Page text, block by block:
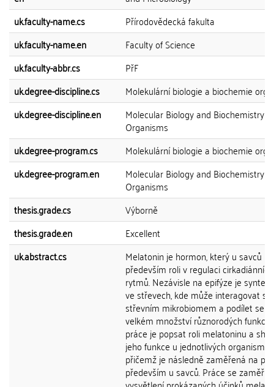
uk.faculty-name.cs
Přírodovědecká fakulta
uk.faculty-name.en
Faculty of Science
uk.faculty-abbr.cs
PřF
uk.degree-discipline.cs
Molekulární biologie a biochemie
uk.degree-discipline.en
Molecular Biology and Biochemistry of
Organisms
uk.degree-program.cs
Molekulární biologie a biochemie
uk.degree-program.en
Molecular Biology and Biochemistry of
Organisms
thesis.grade.cs
Výborně
thesis.grade.en
Excellent
uk.abstract.cs
Melatonin je hormon, který u savců
především roli v regulaci cirkadiánních
rytmů. Nezávisle na epifýze je
ve střevech, kde může interagovat se
střevním mikrobiomem a podílet se
velkém množství různorodých funkcí.
práce je popsat roli melatoninu a
jeho funkce u jednotlivých organismů,
přičemž je následně zaměřená na
především u savců. Práce se